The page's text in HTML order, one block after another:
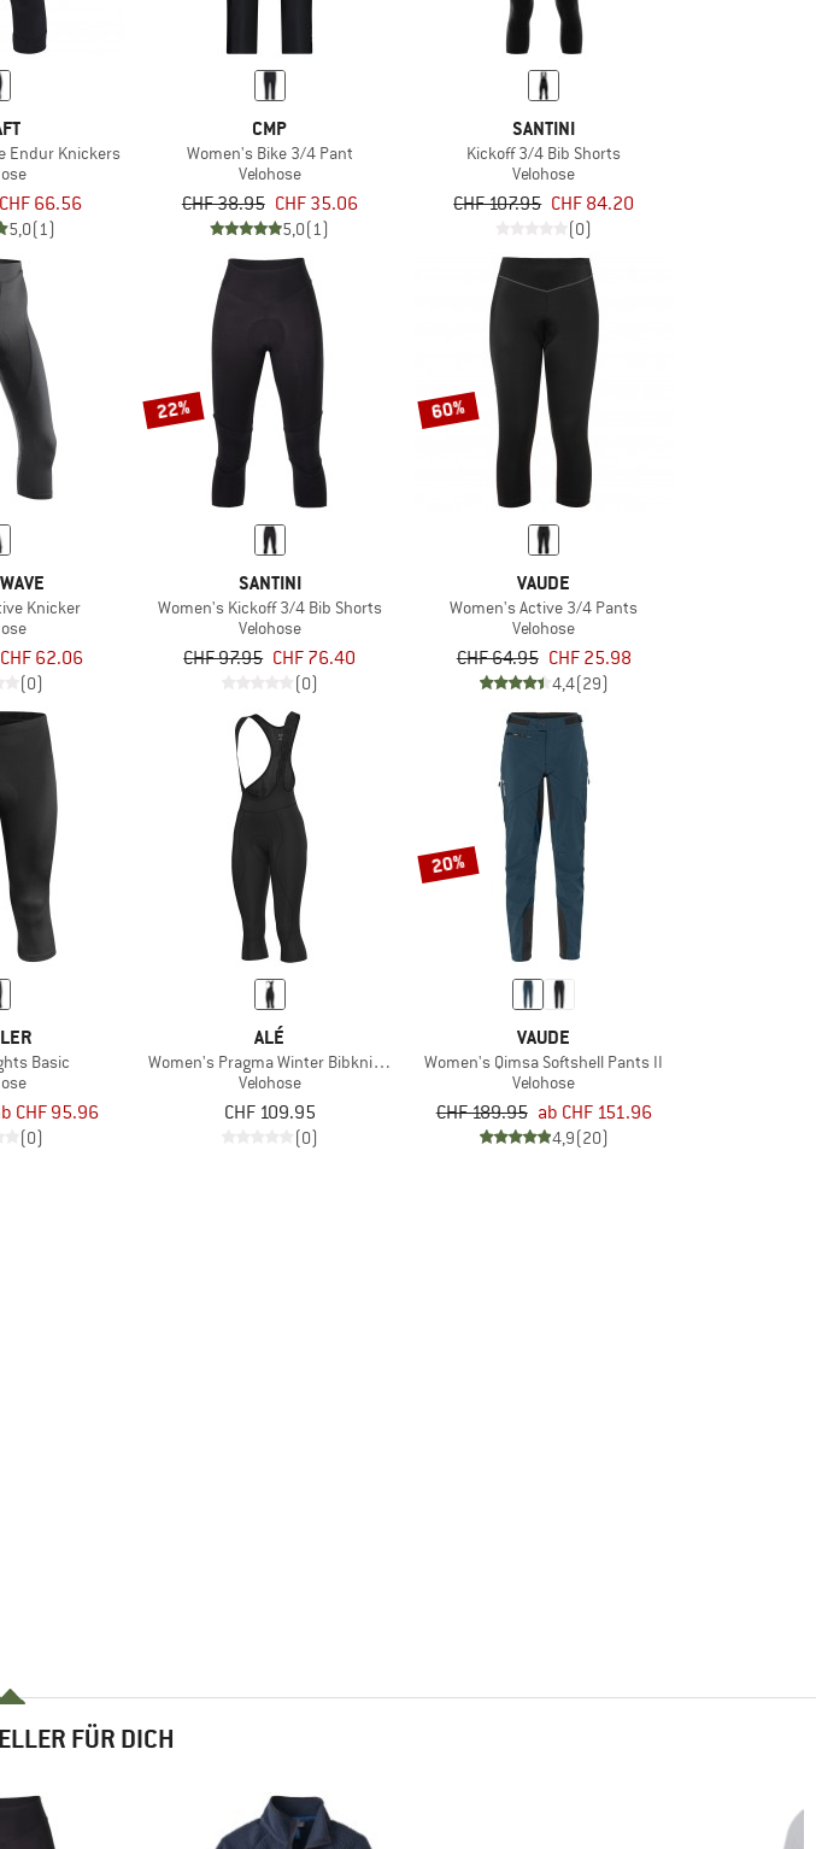
Endur Knickers
CHF 66.56
5,0(1)
CMP
Women's Bike 3/4 Pant
Velohose
CHF 38.95 CHF 35.06
5,0(1)
SANTINI
Kickoff 3/4 Bib Shorts
Velohose
CHF 107.95 CHF 84.20
(0)
Knicker
CHF 62.06
(0)
22%
SANTINI
Women's Kickoff 3/4 Bib Shorts
Velohose
CHF 97.95 CHF 76.40
(0)
60%
VAUDE
Women's Active 3/4 Pants
Velohose
CHF 64.95 CHF 25.98
4,4(29)
Basic
CHF 95.96
(0)
ALÉ
Women's Pragma Winter Bibknickers
Velohose
CHF 109.95
(0)
20%
VAUDE
Women's Qimsa Softshell Pants II
Velohose
CHF 189.95 ab CHF 151.96
4,9(20)
FÜR DICH